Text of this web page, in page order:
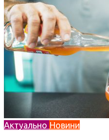
Актуально Новини